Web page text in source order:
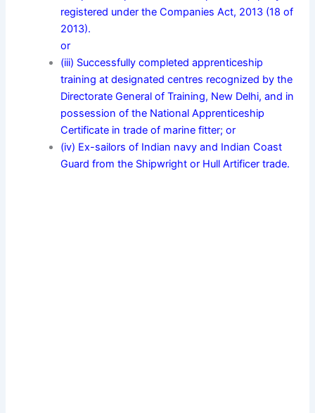
registered under the Companies Act, 2013 (18 of
2013).
or
(iii) Successfully completed apprenticeship
training at designated centres recognized by the
Directorate General of Training, New Delhi, and in
possession of the National Apprenticeship
Certificate in trade of marine fitter; or
(iv) Ex-sailors of Indian navy and Indian Coast
Guard from the Shipwright or Hull Artificer trade.